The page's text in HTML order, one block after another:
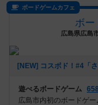
ボードゲームカフェ
ボー
広島県広島
[NEW] コスボド！#4「
遊べるボードゲーム
広島市内初のボードゲ